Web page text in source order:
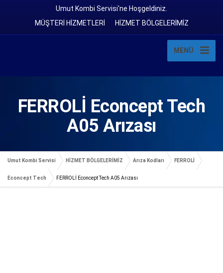
Umut Kombi Servisi'ne Hoşgeldiniz.
MÜŞTERİ HİZMETLERİ
HİZMET BÖLGELERİMİZ
MENÜ
FERROLİ Econcept Tech
A05 Arızası
Umut Kombi Servisi HİZMET BÖLGELERİMİZ Arıza Kodları FERROLİ
Econcept Tech FERROLİ Econcept Tech A05 Arızası